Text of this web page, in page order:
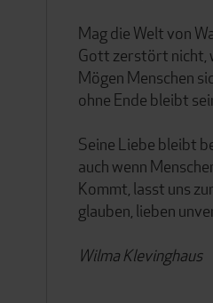
Mag die Welt von
Gott zerstört nicht,
Mögen Menschen
ohne Ende bleibt
Seine Liebe bleibt
auch wenn
Kommt, lasst uns
glauben, lieben
Wilma Klevinghaus